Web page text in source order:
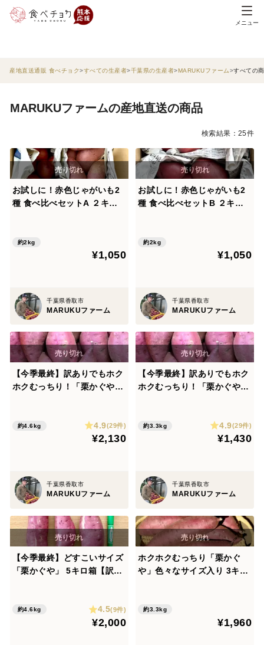
メニュー
産地直送通販 食べチョク すべての生産者 千葉県の生産者 MARUKUファーム すべての
MARUKUファームの産地直送の商品
検索結果：25件
お試しに！赤色じゃがいも2
種 食べ比べセットA ２キロ
約2kg
¥1,050
千葉県香取市
MARUKUファーム
お試しに！赤色じゃがいも2
種 食べ比べセットB ２キロ
約2kg
¥1,050
千葉県香取市
MARUKUファーム
【今季最終】訳ありでもホク
ホクむっちり！「栗かぐや」
約4.6kg 4.9(29件)
¥2,130
千葉県香取市
MARUKUファーム
【今季最終】訳ありでもホク
ホクむっちり！「栗かぐや」
約3.3kg 4.9(29件)
¥1,430
千葉県香取市
MARUKUファーム
【今季最終】どすこいサイズ
「栗かぐや」 5キロ箱【訳あ
約4.6kg 4.5(9件)
¥2,000
ホクホクむっちり「栗かぐ
や」色々なサイズ入り 3キロ
約3.3kg
¥1,960